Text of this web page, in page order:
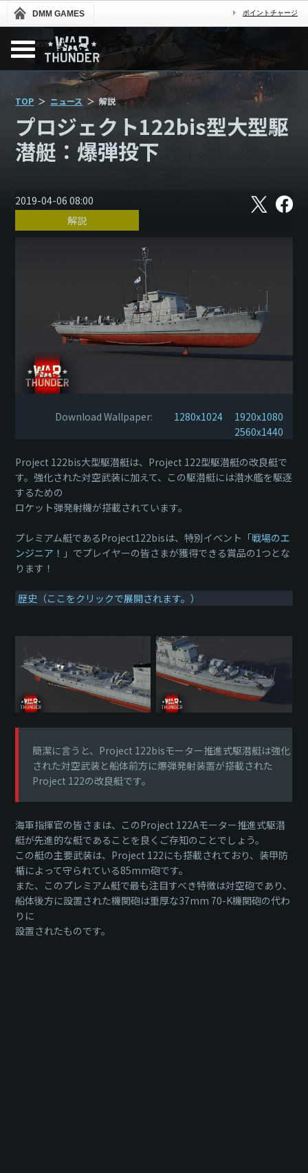
DMM GAMES ポイントチャージ
TOP ニュース 解説
プロジェクト122bis型大型駆
潜艇：爆弾投下
2019-04-06 08:00 X フ
ェ
解説
Download Wallpaper: 1280x1024
1920x1080
2560x1440
Project 122bis大型駆潜艇は、Project 122型駆潜艇の改良艇で
す。強化された対空武装に加えて、この駆潜艇には潜水艦を駆逐
するための
ロケット弾発射機が搭載されています。
プレミアム艇であるProject122bisは、特別イベント「戦場のエ
ンジニア！ 」でプレイヤーの皆さまが獲得できる賞品の1つとな
ります！
歴史（ここをクリックで展開されます。）
簡潔に言うと、Project 122bisモーター推進式駆潜艇は強化
された対空武装と船体前方に爆弾発射装置が搭載された
Project 122の改良艇です。
海軍指揮官の皆さまは、このProject 122Aモーター推進式駆潜
艇が先進的な艇であることを良くご存知のことでしょう。
この艇の主要武装は、Project 122にも搭載されており、装甲防
楯によって守られている85mm砲です。
また、このプレミアム艇で最も注目すべき特徴は対空砲であり、
船体後方に設置された機関砲は重厚な37mm 70-K機関砲の代わ
りに
設置されたものです。